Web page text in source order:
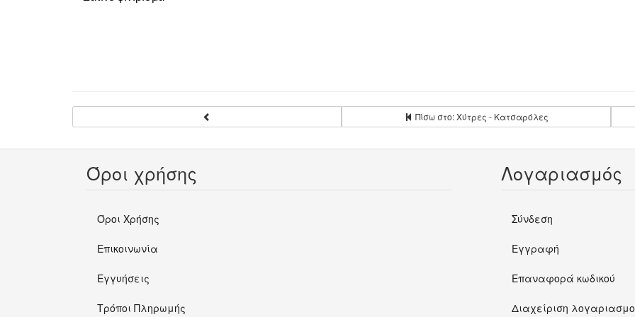
Πίσω στο: Χύτρες - Κατσαρόλες
Όροι χρήσης
Όροι Χρήσης
Επικοινωνία
Εγγυήσεις
Τρόποι Πληρωμής
Λογαριασμός
Σύνδεση
Εγγραφή
Επαναφορά κωδικού
Διαχείριση